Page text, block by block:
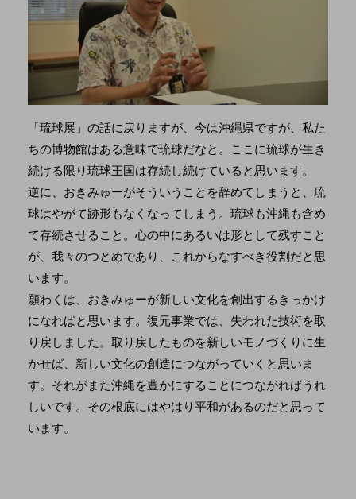
「琉球展」の話に戻りますが、今は沖縄県ですが、私た
ちの博物館はある意味で琉球だなと。ここに琉球が生き
続ける限り琉球王国は存続し続けていると思います。
逆に、おきみゅーがそういうことを辞めてしまうと、琉
球はやがて跡形もなくなってしまう。琉球も沖縄も含め
て存続させること。心の中にあるいは形として残すこと
が、我々のつとめであり、これからなすべき役割だと思
います。
願わくは、おきみゅーが新しい文化を創出するきっかけ
になればと思います。復元事業では、失われた技術を取
り戻しました。取り戻したものを新しいモノづくりに生
かせば、新しい文化の創造につながっていくと思いま
す。それがまた沖縄を豊かにすることにつながればうれ
しいです。その根底にはやはり平和があるのだと思って
います。